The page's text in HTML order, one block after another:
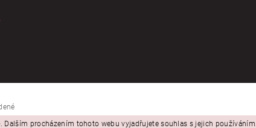
Dalším procházením tohoto webu vyjadřujete souhlas s jejich používáním.